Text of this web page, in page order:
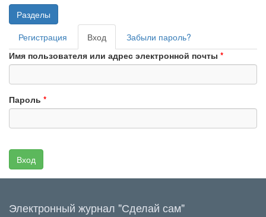
Разделы
Главные
вкладки
Регистрация Вход (активная
вкладка)
Забыли пароль?
Имя пользователя или адрес электронной почты *
Пароль *
Вход
Электронный журнал "Сделай сам"